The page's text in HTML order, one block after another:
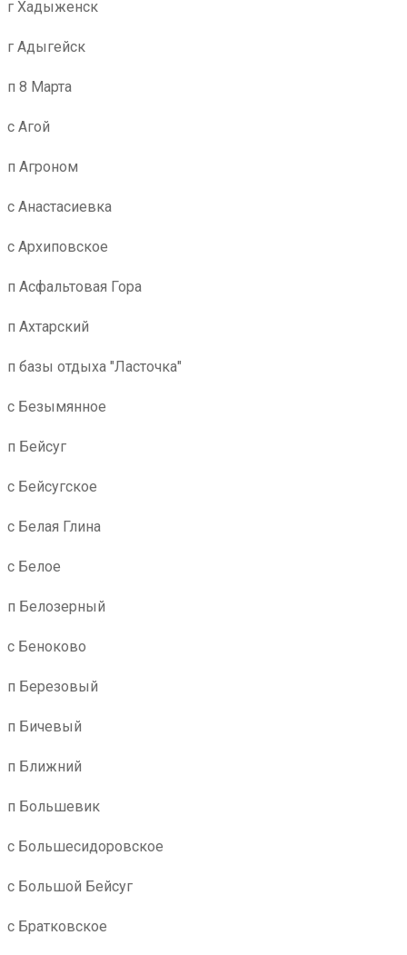
г Хадыженск
г Адыгейск
п 8 Марта
с Агой
п Агроном
с Анастасиевка
с Архиповское
п Асфальтовая Гора
п Ахтарский
п базы отдыха "Ласточка"
с Безымянное
п Бейсуг
с Бейсугское
с Белая Глина
с Белое
п Белозерный
с Беноково
п Березовый
п Бичевый
п Ближний
п Большевик
с Большесидоровское
с Большой Бейсуг
с Братковское